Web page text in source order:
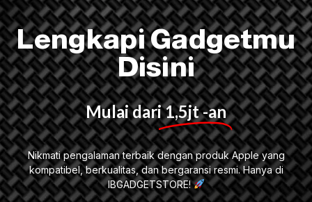
Lengkapi Gadgetmu
Disini
Mulai dari1,5jt -an
Nikmati pengalaman terbaik dengan produk Apple yang
kompatibel, berkualitas, dan bergaransi resmi. Hanya di
IBGADGETSTORE!